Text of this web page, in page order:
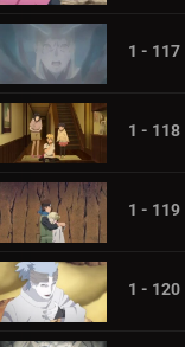
1 - 117
1 - 118
1 - 119
1 - 120